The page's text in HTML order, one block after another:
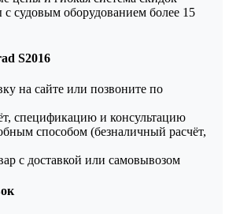
судовым оборудованием более 15
S2016
на сайте или позвоните по
спецификацию и консультацию
способом (безналичный расчёт,
с доставкой или самовывозом